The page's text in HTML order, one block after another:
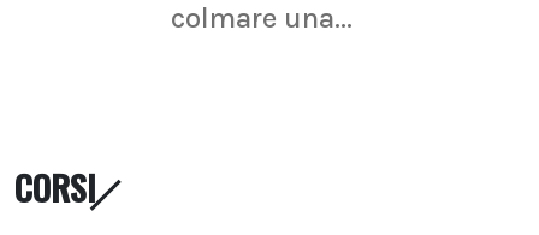
colmare una...
CORSI